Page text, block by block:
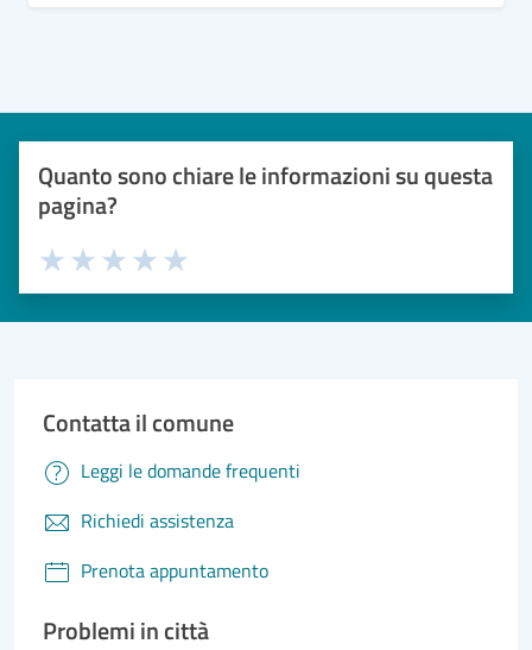
Quanto sono chiare le informazioni su questa
pagina?
Valuta 5 stelle su 5
Valuta 4 stelle su 5
Valuta 3 stelle su 5
Valuta 2 stelle su 5
Valuta 1 stelle su 5
Contatta il comune
Leggi le domande frequenti
Richiedi assistenza
Prenota appuntamento
Problemi in città